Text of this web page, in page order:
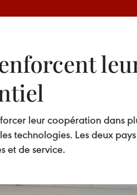
leur coopération dans
technologies. Les deux
et de service.